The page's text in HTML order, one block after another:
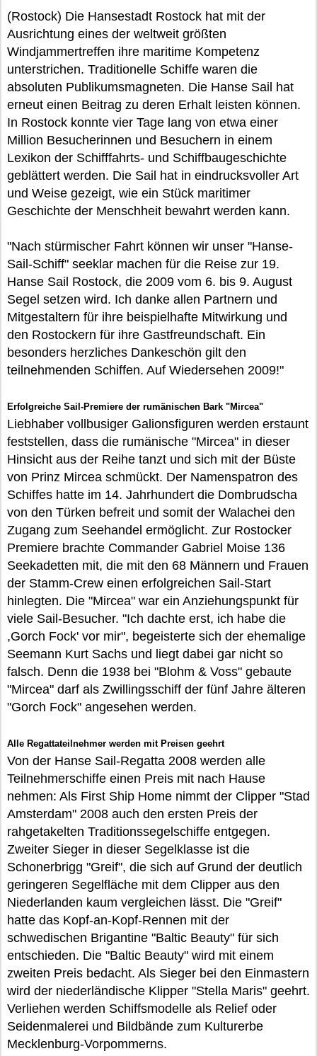
(Rostock) Die Hansestadt Rostock hat mit der
Ausrichtung eines der weltweit größten
Windjammertreffen ihre maritime Kompetenz
unterstrichen. Traditionelle Schiffe waren die
absoluten Publikumsmagneten. Die Hanse Sail hat
erneut einen Beitrag zu deren Erhalt leisten können.
In Rostock konnte vier Tage lang von etwa einer
Million Besucherinnen und Besuchern in einem
Lexikon der Schifffahrts- und Schiffbaugeschichte
geblättert werden. Die Sail hat in eindrucksvoller Art
und Weise gezeigt, wie ein Stück maritimer
Geschichte der Menschheit bewahrt werden kann.
"Nach stürmischer Fahrt können wir unser "Hanse-
Sail-Schiff" seeklar machen für die Reise zur 19.
Hanse Sail Rostock, die 2009 vom 6. bis 9. August
Segel setzen wird. Ich danke allen Partnern und
Mitgestaltern für ihre beispielhafte Mitwirkung und
den Rostockern für ihre Gastfreundschaft. Ein
besonders herzliches Dankeschön gilt den
teilnehmenden Schiffen. Auf Wiedersehen 2009!"
Erfolgreiche Sail-Premiere der rumänischen Bark "Mircea"
Liebhaber vollbusiger Galionsfiguren werden erstaunt
feststellen, dass die rumänische "Mircea" in dieser
Hinsicht aus der Reihe tanzt und sich mit der Büste
von Prinz Mircea schmückt. Der Namenspatron des
Schiffes hatte im 14. Jahrhundert die Dombrudscha
von den Türken befreit und somit der Walachei den
Zugang zum Seehandel ermöglicht. Zur Rostocker
Premiere brachte Commander Gabriel Moise 136
Seekadetten mit, die mit den 68 Männern und Frauen
der Stamm-Crew einen erfolgreichen Sail-Start
hinlegten. Die "Mircea" war ein Anziehungspunkt für
viele Sail-Besucher. "Ich dachte erst, ich habe die
,Gorch Fock' vor mir", begeisterte sich der ehemalige
Seemann Kurt Sachs und liegt dabei gar nicht so
falsch. Denn die 1938 bei "Blohm & Voss" gebaute
"Mircea" darf als Zwillingsschiff der fünf Jahre älteren
"Gorch Fock" angesehen werden.
Alle Regattateilnehmer werden mit Preisen geehrt
Von der Hanse Sail-Regatta 2008 werden alle
Teilnehmerschiffe einen Preis mit nach Hause
nehmen: Als First Ship Home nimmt der Clipper "Stad
Amsterdam" 2008 auch den ersten Preis der
rahgetakelten Traditionssegelschiffe entgegen.
Zweiter Sieger in dieser Segelklasse ist die
Schonerbrigg "Greif", die sich auf Grund der deutlich
geringeren Segelfläche mit dem Clipper aus den
Niederlanden kaum vergleichen lässt. Die "Greif"
hatte das Kopf-an-Kopf-Rennen mit der
schwedischen Brigantine "Baltic Beauty" für sich
entschieden. Die "Baltic Beauty" wird mit einem
zweiten Preis bedacht. Als Sieger bei den Einmastern
wird der niederländische Klipper "Stella Maris" geehrt.
Verliehen werden Schiffsmodelle als Relief oder
Seidenmalerei und Bildbände zum Kulturerbe
Mecklenburg-Vorpommerns.